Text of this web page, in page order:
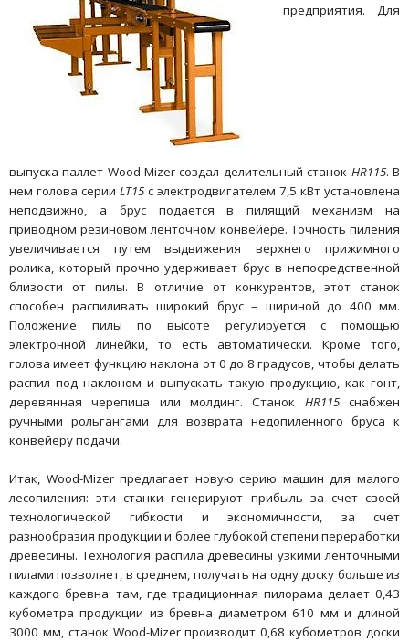
предприятия. Для
выпуска паллет Wood-Mizer создал делительный станок HR115. В
нем голова серии LT15 с электродвигателем 7,5 кВт установлена
неподвижно, а брус подается в пилящий механизм на
приводном резиновом ленточном конвейере. Точность пиления
увеличивается путем выдвижения верхнего прижимного
ролика, который прочно удерживает брус в непосредственной
близости от пилы. В отличие от конкурентов, этот станок
способен распиливать широкий брус – шириной до 400 мм.
Положение пилы по высоте регулируется с помощью
электронной линейки, то есть автоматически. Кроме того,
голова имеет функцию наклона от 0 до 8 градусов, чтобы делать
распил под наклоном и выпускать такую продукцию, как гонт,
деревянная черепица или молдинг. Станок HR115снабжен
ручными рольгангами для возврата недопиленного бруса к
конвейеру подачи.
Итак, Wood-Mizer предлагает новую серию машин для малого
лесопиления: эти станки генерируют прибыль за счет своей
технологической гибкости и экономичности, за счет
разнообразия продукции и более глубокой степени переработки
древесины. Технология распила древесины узкими ленточными
пилами позволяет, в среднем, получать на одну доску больше из
каждого бревна: там, где традиционная пилорама делает 0,43
кубометра продукции из бревна диаметром 610 мм и длиной
3000 мм, станок Wood-Mizer производит 0,68 кубометров доски